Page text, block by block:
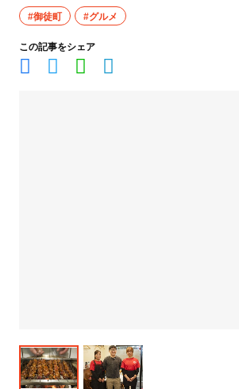
#御徒町 #グルメ
この記事をシェア